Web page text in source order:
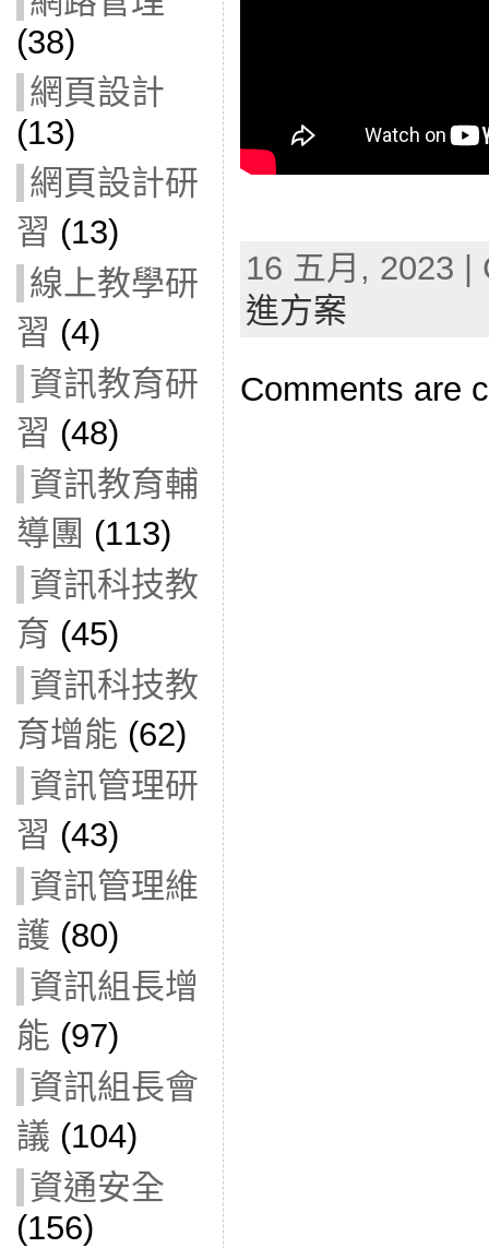
(38)
網頁設計
(13)
網頁設計研
習 (13)
線上教學研
習 (4)
資訊教育研
習 (48)
資訊教育輔
導團 (113)
資訊科技教
育 (45)
資訊科技教
育增能 (62)
資訊管理研
習 (43)
資訊管理維
護 (80)
資訊組長增
能 (97)
資訊組長會
議 (104)
資通安全
(156)
16 五月, 2023
進方案
Comments are